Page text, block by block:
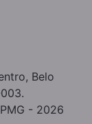
Belo
- 2026